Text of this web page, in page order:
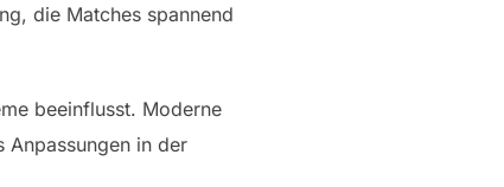
die Matches spannend
beeinflusst. Moderne
Anpassungen in der